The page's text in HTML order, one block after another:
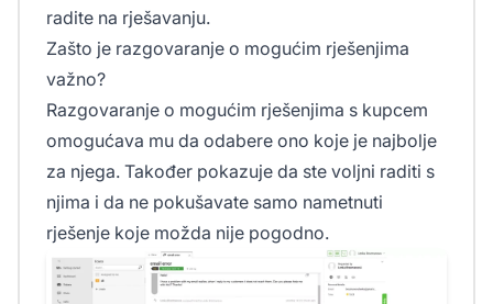
radite na rješavanju.
Zašto je razgovaranje o mogućim rješenjima
važno?
Razgovaranje o mogućim rješenjima s kupcem
omogućava mu da odabere ono koje je najbolje
za njega. Također pokazuje da ste voljni raditi s
njima i da ne pokušavate samo nametnuti
rješenje koje možda nije pogodno.